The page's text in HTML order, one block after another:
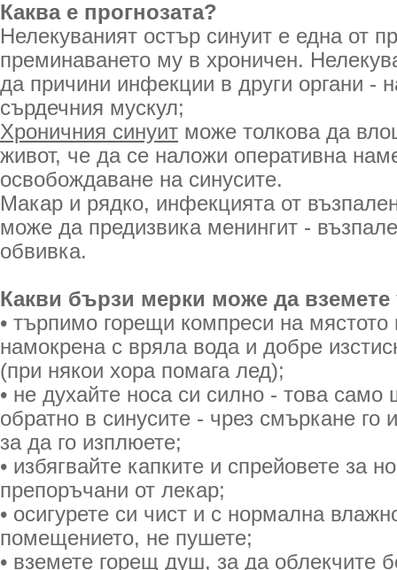
Каква е прогнозата?
Нелекуваният остър синуит е една от
преминаването му в хроничен.
да причини инфекции в други органи -
сърдечния мускул;
Хроничния синуит може толкова да
живот, че да се наложи оперативна
освобождаване на синусите.
Макар и рядко, инфекцията от
може да предизвика менингит -
обвивка.
Какви бързи мерки може да
• търпимо горещи компреси на мястото
намокрена с вряла вода и добре
(при някои хора помага лед);
• не духайте носа си силно - това само
обратно в синусите - чрез смъркане го
за да го изплюете;
• избягвайте капките и спрейовете за
препоръчани от лекар;
• осигурете си чист и с нормална
помещението, не пушете;
• вземете горещ душ, за да облекчите